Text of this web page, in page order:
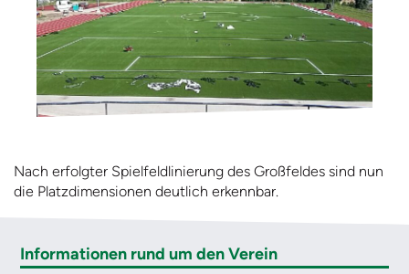
Nach erfolgter Spielfeldlinierung des Großfeldes sind nun
die Platzdimensionen deutlich erkennbar.
Informationen rund um den Verein